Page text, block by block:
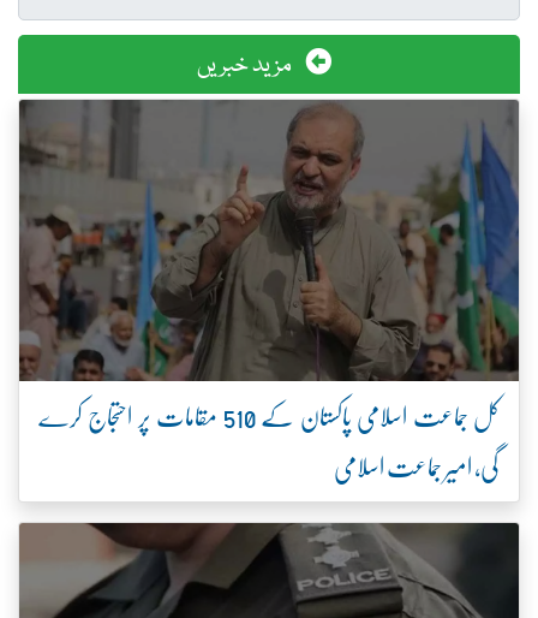
مزید خبریں
کل جماعت اسلامی پاکستان کے 510 مقامات پر احتجاج کرے
گی، امیر جماعت اسلامی